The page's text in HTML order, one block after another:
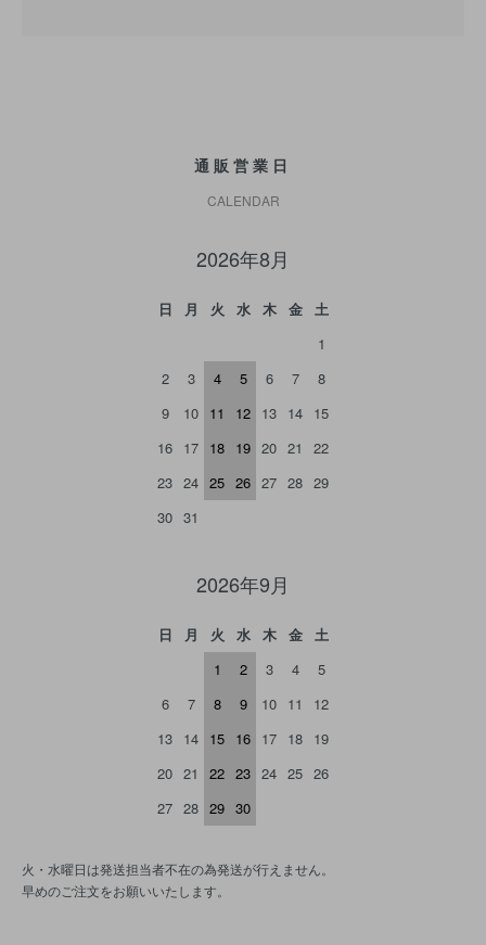
通販営業日
CALENDAR
2026年8月
日 月 火 水 木 金
土
1
2
3 4 5 6 7
8
9
10 11 12 13 14 15
16 17 18 19 20 21
22
23 24 25 26 27 28 29
30 31
2026年9月
日 月 火 水 木 金
土
1
2 3 4
5
6
7 8 9 10 11
12
13 14 15 16 17 18 19
20 21 22 23 24 25 26
27 28 29 30
火・水曜日は発送担当者不在の為発送が行えません。
早めのご注文をお願いいたします。